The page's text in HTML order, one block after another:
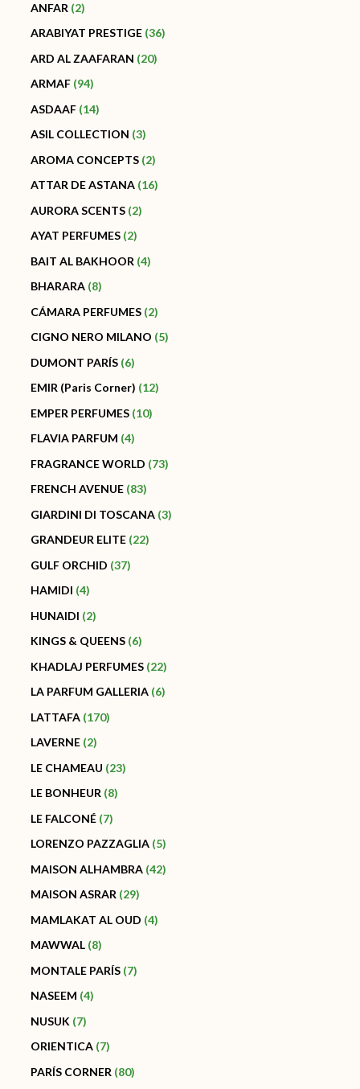
ANFAR 2
ARABIYAT PRESTIGE 36
ARD AL ZAAFARAN 20
ARMAF 94
ASDAAF 14
ASIL COLLECTION 3
AROMA CONCEPTS 2
ATTAR DE ASTANA 16
AURORA SCENTS 2
AYAT PERFUMES 2
BAIT AL BAKHOOR 4
BHARARA 8
CÁMARA PERFUMES 2
CIGNO NERO MILANO 5
DUMONT PARÍS 6
EMIR (Paris Corner) 12
EMPER PERFUMES 10
FLAVIA PARFUM 4
FRAGRANCE WORLD 73
FRENCH AVENUE 83
GIARDINI DI TOSCANA 3
GRANDEUR ELITE 22
GULF ORCHID 37
HAMIDI 4
HUNAIDI 2
KINGS & QUEENS 6
KHADLAJ PERFUMES 22
LA PARFUM GALLERIA 6
LATTAFA 170
LAVERNE 2
LE CHAMEAU 23
LE BONHEUR 8
LE FALCONÉ 7
LORENZO PAZZAGLIA 5
MAISON ALHAMBRA 42
MAISON ASRAR 29
MAMLAKAT AL OUD 4
MAWWAL 8
MONTALE PARÍS 7
NASEEM 4
NUSUK 7
ORIENTICA 7
PARÍS CORNER 80